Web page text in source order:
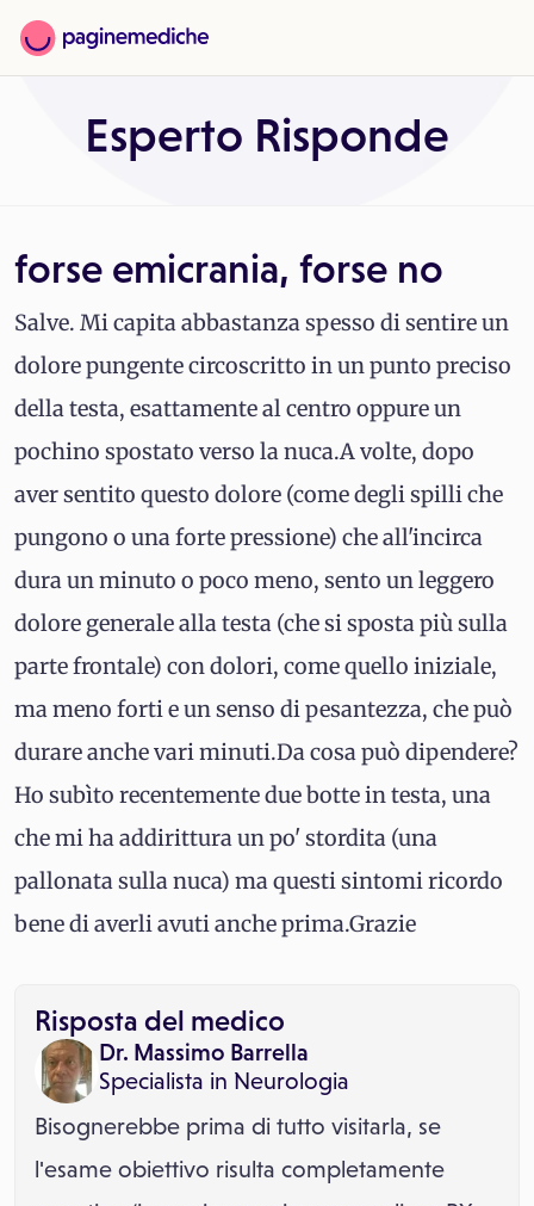
Esperto Risponde
forse emicrania, forse no
Salve. Mi capita abbastanza spesso di sentire un
dolore pungente circoscritto in un punto preciso
della testa, esattamente al centro oppure un
pochino spostato verso la nuca.A volte, dopo
aver sentito questo dolore (come degli spilli che
pungono o una forte pressione) che all'incirca
dura un minuto o poco meno, sento un leggero
dolore generale alla testa (che si sposta più sulla
parte frontale) con dolori, come quello iniziale,
ma meno forti e un senso di pesantezza, che può
durare anche vari minuti.Da cosa può dipendere?
Ho subìto recentemente due botte in testa, una
che mi ha addirittura un po' stordita (una
pallonata sulla nuca) ma questi sintomi ricordo
bene di averli avuti anche prima.Grazie
Risposta del medico
Dr. Massimo Barrella
Specialista in Neurologia
Bisognerebbe prima di tutto visitarla, se
l'esame obiettivo risulta completamente